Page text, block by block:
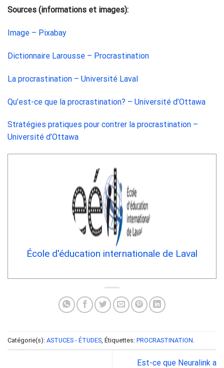
Sources (informations et images):
Image – Pixabay
Dictionnaire Larousse – Procrastination
La procrastination – Université Laval
Qu’est-ce que la procrastination? – Université d’Ottawa
Stratégies pratiques pour contrer la procrastination –
Université d’Ottawa
École d'éducation internationale de Laval
Catégorie(s): ASTUCES - ÉTUDES , Étiquettes: PROCRASTINATION
Est-ce que Neuralink a